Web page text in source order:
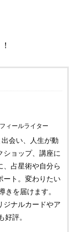
ィールライター
会い、人生が動
ショップ、講座に
、占星術や自分ら
ート。変わりたい
きを届けます。
ジナルカードやア
評。